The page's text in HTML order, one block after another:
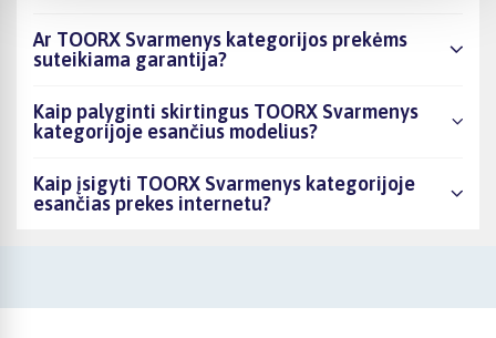
Ar TOORX Svarmenys kategorijos prekėms
suteikiama garantija?
Kaip palyginti skirtingus TOORX Svarmenys
kategorijoje esančius modelius?
Kaip įsigyti TOORX Svarmenys kategorijoje
esančias prekes internetu?